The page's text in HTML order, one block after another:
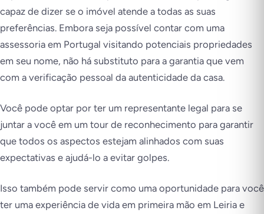
capaz de dizer se o imóvel atende a todas as suas
preferências. Embora seja possível contar com uma
assessoria em Portugal visitando potenciais propriedades
em seu nome, não há substituto para a garantia que vem
com a verificação pessoal da autenticidade da casa.
Você pode optar por ter um representante legal para se
juntar a você em um tour de reconhecimento para garantir
que todos os aspectos estejam alinhados com suas
expectativas e ajudá-lo a evitar golpes.
Isso também pode servir como uma oportunidade para você
ter uma experiência de vida em primeira mão em Leiria e